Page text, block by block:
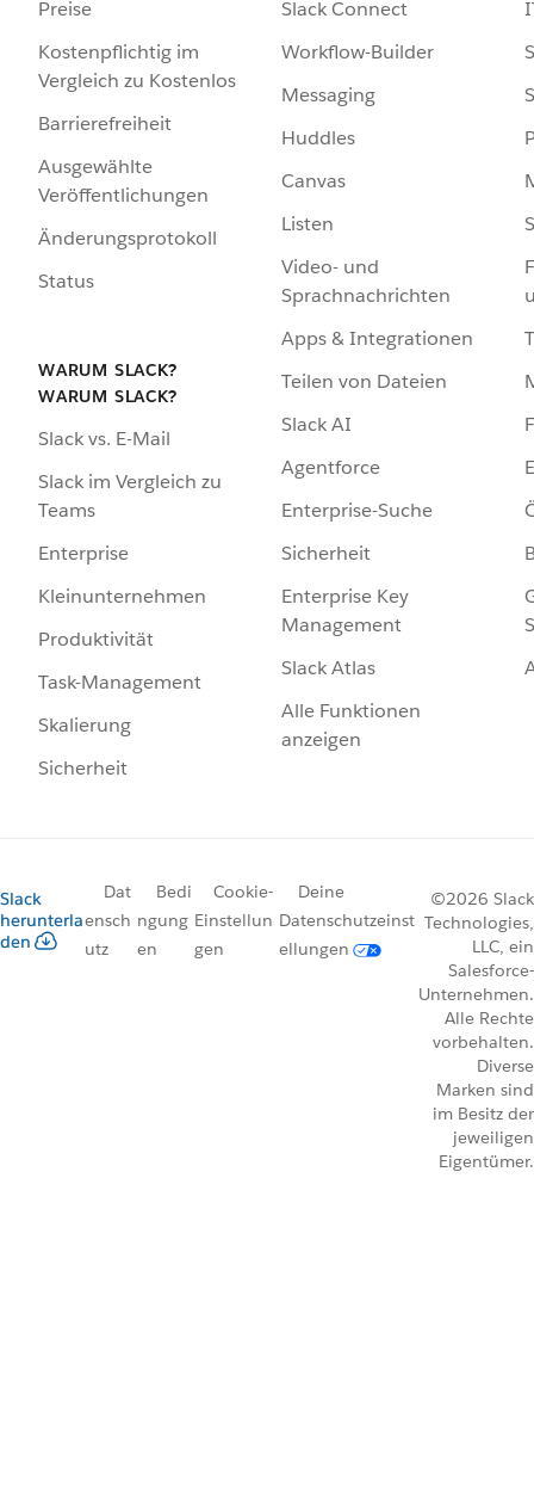
Preise
Kostenpflichtig im
Vergleich zu Kostenlos
Barrierefreiheit
Ausgewählte
Veröffentlichungen
Änderungsprotokoll
Status
WARUM SLACK?
WARUM SLACK?
Slack vs. E-Mail
Slack im Vergleich zu
Teams
Enterprise
Kleinunternehmen
Produktivität
Task-Management
Skalierung
Sicherheit
Slack Connect
Workflow-Builder
Messaging
Huddles
Canvas
Listen
Video- und
Sprachnachrichten
Apps & Integrationen
Teilen von Dateien
Slack AI
Agentforce
Enterprise-Suche
Sicherheit
Enterprise Key
Management
Slack Atlas
Alle Funktionen
anzeigen
Slack
herunterla
den
Dat
ensch
utz
Bedi
ngung
en
Cookie-
Einstellun
gen
Deine
Datenschutzeinst
ellungen
©2026 Slack
Technologies,
LLC, ein
Salesforce-
Unternehmen.
Alle Rechte
vorbehalten.
Diverse
Marken sind
im Besitz der
jeweiligen
Eigentümer.